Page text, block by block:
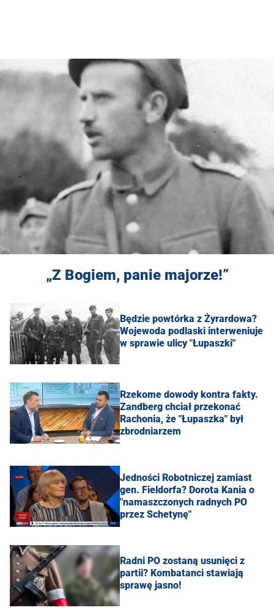
„Z Bogiem, panie majorze!”
Będzie powtórka z Żyrardowa?
Wojewoda podlaski interweniuje
w sprawie ulicy "Łupaszki"
Rzekome dowody kontra fakty.
Zandberg chciał przekonać
Rachonia, że "Łupaszka" był
zbrodniarzem
Jedności Robotniczej zamiast
gen. Fieldorfa? Dorota Kania o
"namaszczonych radnych PO
przez Schetynę"
Radni PO zostaną usunięci z
partii? Kombatanci stawiają
sprawę jasno!